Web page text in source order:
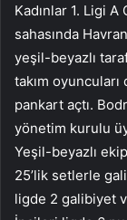
Kadınlar 1. Ligi
sahasında
yeşil-beyazlı
takım oyuncuları
pankart açtı.
yönetim kurulu
Yeşil-beyazlı
25’lik setlerle
ligde 2 galibiyet